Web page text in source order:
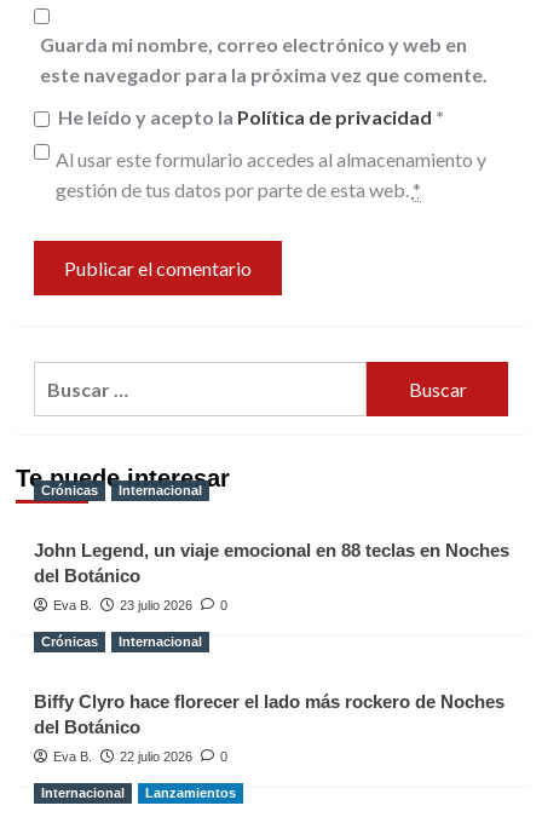
Guarda mi nombre, correo electrónico y web en
este navegador para la próxima vez que comente.
He leído y acepto la Política de privacidad *
Al usar este formulario accedes al almacenamiento y
gestión de tus datos por parte de esta web. *
Te puede interesar
Crónicas Internacional
John Legend, un viaje emocional en 88 teclas en Noches
del Botánico
Eva B. 23 julio 2026 0
Crónicas Internacional
Biffy Clyro hace florecer el lado más rockero de Noches
del Botánico
Eva B. 22 julio 2026 0
Internacional Lanzamientos